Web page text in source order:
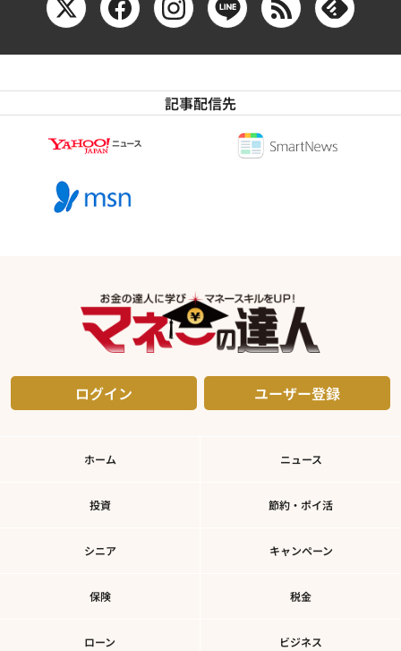
記事配信先
ログイン ユーザー登録
ホーム ニュース
投資 節約・ポイ活
シニア キャンペーン
保険 税金
ローン ビジネス